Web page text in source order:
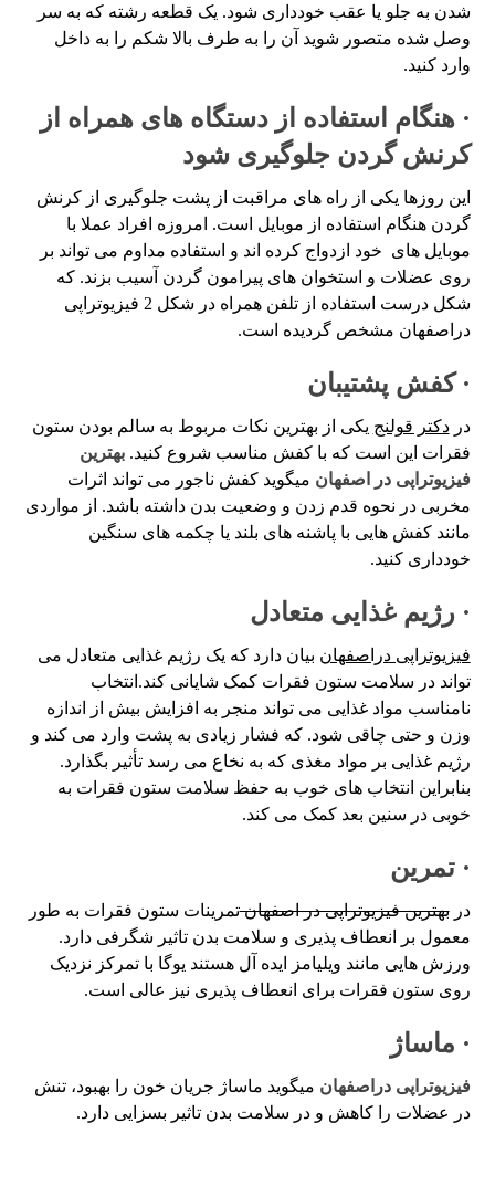
شدن به جلو یا عقب خودداری شود. یک قطعه رشته که به سر
وصل شده متصور شوید آن را به طرف بالا شکم را به داخل
وارد کنید.
· هنگام استفاده از دستگاه های همراه از
کرنش گردن جلوگیری شود
این روزها یکی از راه های مراقبت از پشت جلوگیری از کرنش
گردن هنگام استفاده از موبایل است. امروزه افراد عملا با
موبایل های خود ازدواج کرده اند و استفاده مداوم می تواند بر
روی عضلات و استخوان های پیرامون گردن آسیب بزند. که
شکل درست استفاده از تلفن همراه در شکل 2 فیزیوتراپی
دراصفهان مشخص گردیده است.
· کفش پشتیبان
دردکتر قولنج یکی از بهترین نکات مربوط به سالم بودن ستون
فقرات این است که با کفش مناسب شروع کنید. بهترین
فیزیوتراپی در اصفهان میگوید کفش ناجور می تواند اثرات
مخربی در نحوه قدم زدن و وضعیت بدن داشته باشد. از مواردی
مانند کفش هایی با پاشنه های بلند یا چکمه های سنگین
خودداری کنید.
· رژیم غذایی متعادل
فیزیوتراپی دراصفهان بیان دارد که یک رژیم غذایی متعادل می
تواند در سلامت ستون فقرات کمک شایانی کند.انتخاب
نامناسب مواد غذایی می تواند منجر به افزایش بیش از اندازه
وزن و حتی چاقی شود. که فشار زیادی به پشت وارد می کند و
رژیم غذایی بر مواد مغذی که به نخاع می رسد تأثیر بگذارد.
بنابراین انتخاب های خوب به حفظ سلامت ستون فقرات به
خوبی در سنین بعد کمک می کند.
· تمرین
دربهترین فیزیوتراپی در اصفهانتمرینات ستون فقرات به طور
معمول بر انعطاف پذیری و سلامت بدن تاثیر شگرفی دارد.
ورزش هایی مانند ویلیامز ایده آل هستند یوگا با تمرکز نزدیک
روی ستون فقرات برای انعطاف پذیری نیز عالی است.
· ماساژ
فیزیوتراپی دراصفهان میگوید ماساژ جریان خون را بهبود، تنش
در عضلات را کاهش و در سلامت بدن تاثیر بسزایی دارد.